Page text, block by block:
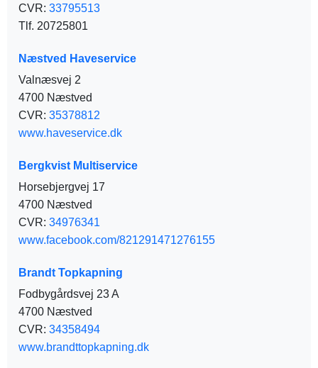
CVR: 33795513
Tlf. 20725801
Næstved Haveservice
Valnæsvej 2
4700 Næstved
CVR: 35378812
www.haveservice.dk
Bergkvist Multiservice
Horsebjergvej 17
4700 Næstved
CVR: 34976341
www.facebook.com/821291471276155
Brandt Topkapning
Fodbygårdsvej 23 A
4700 Næstved
CVR: 34358494
www.brandttopkapning.dk